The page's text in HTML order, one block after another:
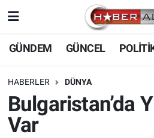
GÜNDEM GÜNCEL
HABERLER DÜNYA
Bulgaristan’da
Var
Nöbetçi Eczaneler
Hava Durumu
Trafik Durumu